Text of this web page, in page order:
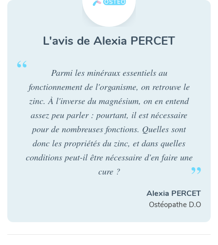
L'avis de Alexia PERCET
Parmi les minéraux essentiels au
fonctionnement de l'organisme, on retrouve le
zinc. À l'inverse du magnésium, on en entend
assez peu parler : pourtant, il est nécessaire
pour de nombreuses fonctions. Quelles sont
donc les propriétés du zinc, et dans quelles
conditions peut-il être nécessaire d'en faire une
cure ?
Alexia PERCET
Ostéopathe D.O